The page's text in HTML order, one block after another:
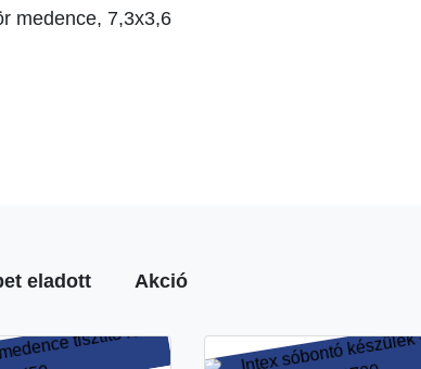
medence, 7,3x3,6
eladott Akció